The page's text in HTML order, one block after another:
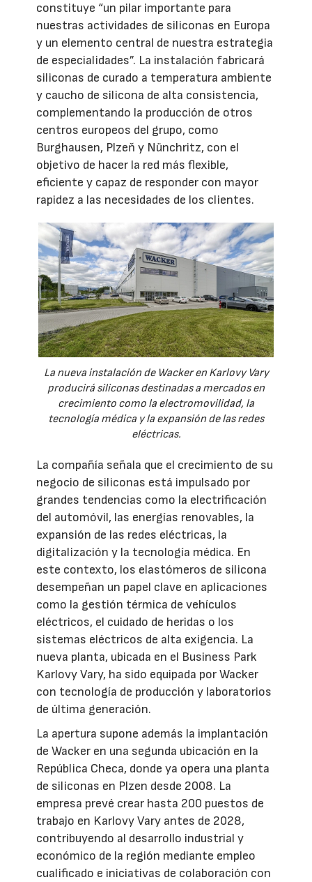
constituye “un pilar importante para
nuestras actividades de siliconas en Europa
y un elemento central de nuestra estrategia
de especialidades”. La instalación fabricará
siliconas de curado a temperatura ambiente
y caucho de silicona de alta consistencia,
complementando la producción de otros
centros europeos del grupo, como
Burghausen, Plzeň y Nünchritz, con el
objetivo de hacer la red más flexible,
eficiente y capaz de responder con mayor
rapidez a las necesidades de los clientes.
La nueva instalación de Wacker en Karlovy Vary
producirá siliconas destinadas a mercados en
crecimiento como la electromovilidad, la
tecnología médica y la expansión de las redes
eléctricas.
La compañía señala que el crecimiento de su
negocio de siliconas está impulsado por
grandes tendencias como la electrificación
del automóvil, las energías renovables, la
expansión de las redes eléctricas, la
digitalización y la tecnología médica. En
este contexto, los elastómeros de silicona
desempeñan un papel clave en aplicaciones
como la gestión térmica de vehículos
eléctricos, el cuidado de heridas o los
sistemas eléctricos de alta exigencia. La
nueva planta, ubicada en el Business Park
Karlovy Vary, ha sido equipada por Wacker
con tecnología de producción y laboratorios
de última generación.
La apertura supone además la implantación
de Wacker en una segunda ubicación en la
República Checa, donde ya opera una planta
de siliconas en Plzen desde 2008. La
empresa prevé crear hasta 200 puestos de
trabajo en Karlovy Vary antes de 2028,
contribuyendo al desarrollo industrial y
económico de la región mediante empleo
cualificado e iniciativas de colaboración con